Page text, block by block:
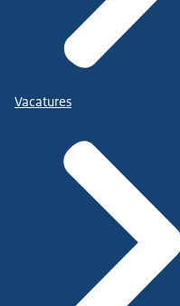
Vacatures